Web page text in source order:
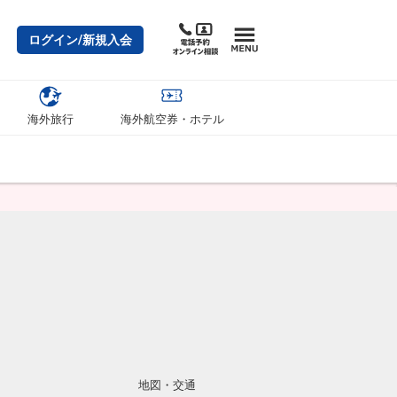
ログイン/新規入会
海外旅行 海外航空券・ホテル
地図・交通